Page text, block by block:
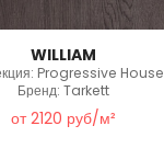
WILLIAM
Progressive House
Бренд: Tarkett
от 2120 руб/м²